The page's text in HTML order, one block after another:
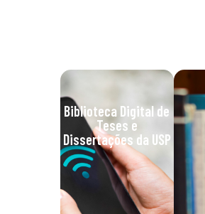
Biblioteca Digital de
Teses e
Dissertações da USP